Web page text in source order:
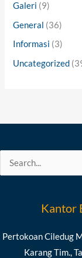
Galeri (9)
General (36)
Informasi (3)
Uncategorized
Search
Kantor
Pertokoan Ciledug
Karang Tim.,